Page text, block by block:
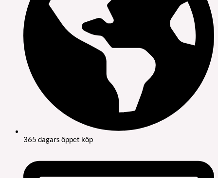
365 dagars öppet köp